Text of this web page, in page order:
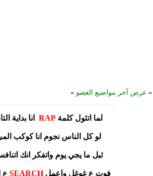
« عرض آخر مواضيع العضو »
لما اتئول كلمةRAP انا بداية
لو كل الناس نجوم انا كوكب
ئبل ما يجي يوم واتفكر انك
فوت ع غوغل واعملSEARCH ع